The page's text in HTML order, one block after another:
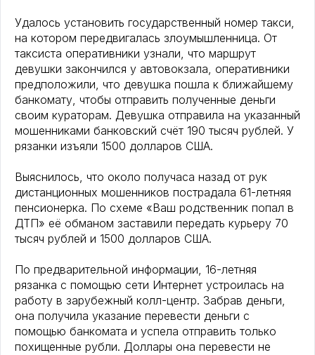
Удалось установить государственный номер такси,
на котором передвигалась злоумышленница. От
таксиста оперативники узнали, что маршрут
девушки закончился у автовокзала, оперативники
предположили, что девушка пошла к ближайшему
банкомату, чтобы отправить полученные деньги
своим кураторам. Девушка отправила на указанный
мошенниками банковский счёт 190 тысяч рублей. У
рязанки изъяли 1500 долларов США.
Выяснилось, что около получаса назад от рук
дистанционных мошенников пострадала 61-летняя
пенсионерка. По схеме «Ваш родственник попал в
ДТП» её обманом заставили передать курьеру 70
тысяч рублей и 1500 долларов США.
По предварительной информации, 16-летняя
рязанка с помощью сети Интернет устроилась на
работу в зарубежный колл-центр. Забрав деньги,
она получила указание перевести деньги с
помощью банкомата и успела отправить только
похищенные рубли. Доллары она перевести не